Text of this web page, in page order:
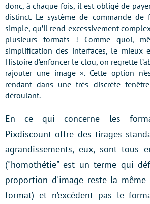
donc, à chaque fois, il est obligé de
distinct. Le système de commande de
simple, qu’il rend excessivement
plusieurs formats ! Comme quoi,
simplification des interfaces, le mieux
Histoire d’enfoncer le clou, on regrette
rajouter une image ». Cette option
rendant dans une très discrète
déroulant.
En ce qui concerne les
Pixdiscount offre des tirages
agrandissements, eux, sont tous
("homothétie" est un terme qui
proportion d'image reste la
format) et n’excèdent pas le